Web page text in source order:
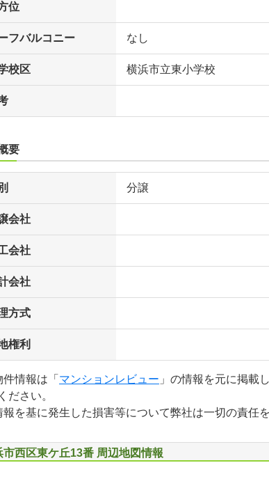
位
フバルコニー なし
校区 横浜市立東小学校
要
分譲
会社
会社
会社
方式
権利
情報は「 マンションレビュー 」の情報を元に掲載
ださい。
報を基に発生した損害等について弊社は一切の責任
市西区東ケ丘13番 周辺地図情報